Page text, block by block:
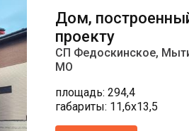
Дом,
проекту
СП Федоскинское,
МО
площадь: 294,4
габариты: 11,6х13,5